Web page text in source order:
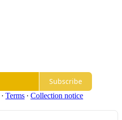
Subscribe
∙ Terms ∙ Collection notice